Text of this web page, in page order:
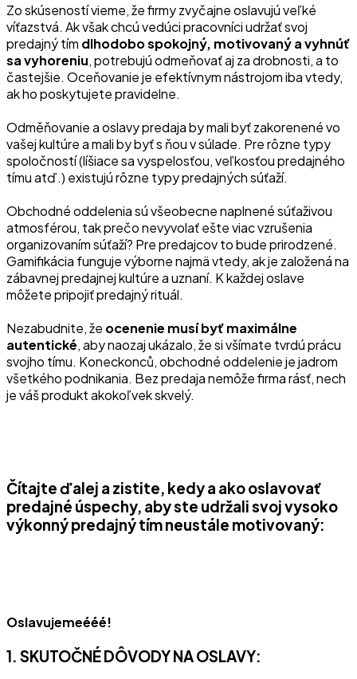
Zo skúseností vieme, že firmy zvyčajne oslavujú veľké
víťazstvá. Ak však chcú vedúci pracovníci udržať svoj
predajný tím dlhodobo spokojný, motivovaný a vyhnúť
sa vyhoreniu, potrebujú odmeňovať aj za drobnosti, a to
častejšie. Oceňovanie je efektívnym nástrojom iba vtedy,
ak ho poskytujete pravidelne.
Odměňovanie a oslavy predaja by mali byť zakorenené vo
vašej kultúre a mali by byť s ňou v súlade. Pre rôzne typy
spoločností (líšiace sa vyspelosťou, veľkosťou predajného
tímu atď.) existujú rôzne typy predajných súťaží.
Obchodné oddelenia sú všeobecne naplnené súťaživou
atmosférou, tak prečo nevyvolať ešte viac vzrušenia
organizovaním súťaží? Pre predajcov to bude prirodzené.
Gamifikácia funguje výborne najmä vtedy, ak je založená na
zábavnej predajnej kultúre a uznaní. K každej oslave
môžete pripojiť predajný rituál.
Nezabudnite, že ocenenie musí byť maximálne
autentické, aby naozaj ukázalo, že si všímate tvrdú prácu
svojho tímu. Koneckonců, obchodné oddelenie je jadrom
všetkého podnikania. Bez predaja nemôže firma rásť, nech
je váš produkt akokoľvek skvelý.
Čítajte ďalej a zistite, kedy a ako oslavovať
predajné úspechy, aby ste udržali svoj vysoko
výkonný predajný tím neustále motivovaný:
Oslavujemeééé!
1. SKUTOČNÉ DÔVODY NA OSLAVY: